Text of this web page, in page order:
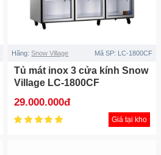
Hãng: Snow Village Mã SP: LC-1800CF
Tủ mát inox 3 cửa kính Snow
Village LC-1800CF
29.000.000đ
Giá tại kho